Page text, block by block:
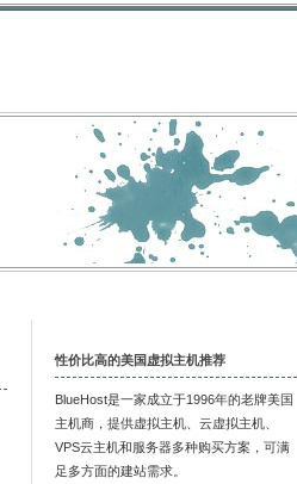
性价比高的美国虚拟主机推荐
BlueHost是一家成立于1996年的老牌美国
主机商，提供虚拟主机、云虚拟主机、
VPS云主机和服务器多种购买方案，可满
足多方面的建站需求。